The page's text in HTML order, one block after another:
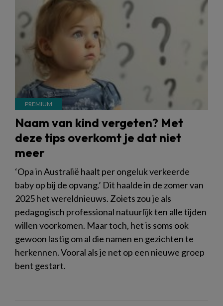
Naam van kind vergeten? Met
deze tips overkomt je dat niet
meer
‘Opa in Australië haalt per ongeluk verkeerde
baby op bij de opvang.’ Dit haalde in de zomer van
2025 het wereldnieuws. Zoiets zou je als
pedagogisch professional natuurlijk ten alle tijden
willen voorkomen. Maar toch, het is soms ook
gewoon lastig om al die namen en gezichten te
herkennen. Vooral als je net op een nieuwe groep
bent gestart.